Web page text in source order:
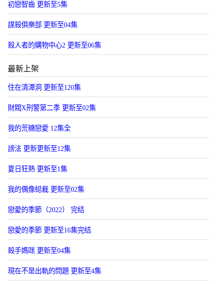
初戀智齒 更新至5集
謀殺俱樂部 更新至04集
殺人者的購物中心2 更新至06集
最新上架
住在清潭洞 更新至120集
財閥X刑警第二季 更新至02集
我的荒糖戀愛 12集全
謗法 更新更新至12集
夏日狂熱 更新至1集
我的偶像縂裁 更新至02集
戀愛的季節（2022） 完结
戀愛的季節 更新至16集完结
殺手媽咪 更新至04集
現在不是出軌的問題 更新至4集